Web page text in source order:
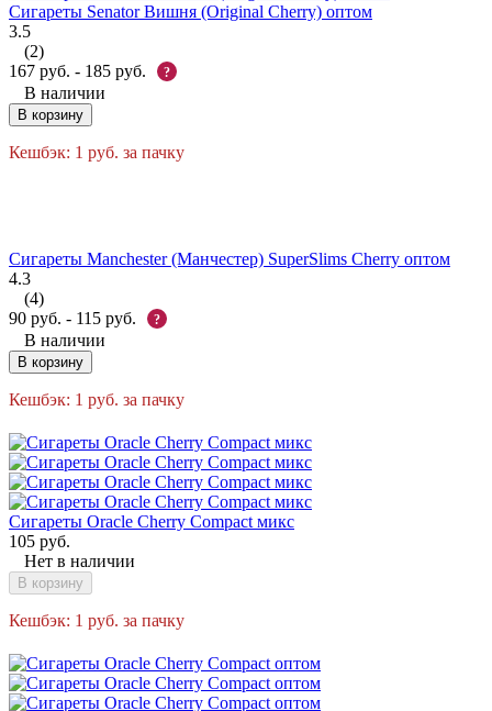
Сигареты Senator Вишня (Original Cherry) оптом
3.5
(2)
167 руб. - 185 руб. ?
В наличии
В корзину
Кешбэк: 1 руб. за пачку
Сигареты Manchester (Манчестер) SuperSlims Cherry оптом
4.3
(4)
90 руб. - 115 руб. ?
В наличии
В корзину
Кешбэк: 1 руб. за пачку
Сигареты Oracle Cherry Compact микс
105 руб.
Нет в наличии
В корзину
Кешбэк: 1 руб. за пачку